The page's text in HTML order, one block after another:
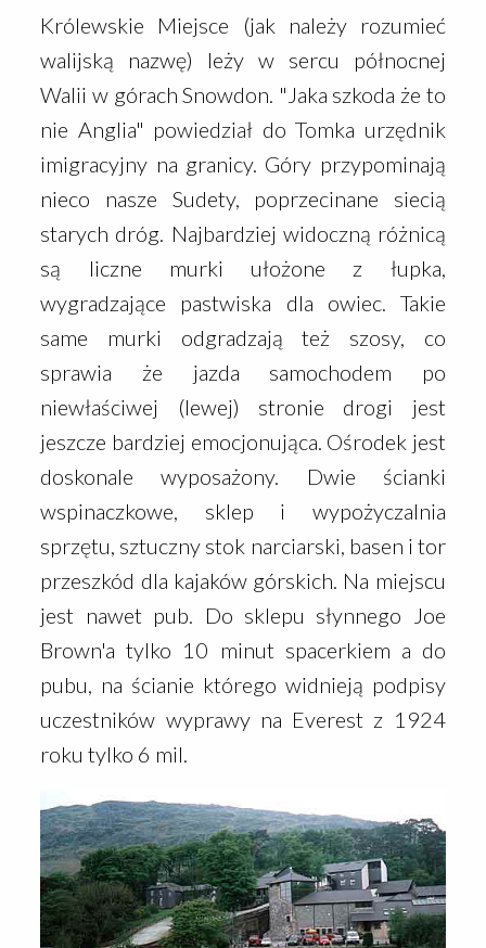
Królewskie Miejsce (jak należy rozumieć
walijską nazwę) leży w sercu północnej
Walii w górach Snowdon. "Jaka szkoda że to
nie Anglia" powiedział do Tomka urzędnik
imigracyjny na granicy. Góry przypominają
nieco nasze Sudety, poprzecinane siecią
starych dróg. Najbardziej widoczną różnicą
są liczne murki ułożone z łupka,
wygradzające pastwiska dla owiec. Takie
same murki odgradzają też szosy, co
sprawia że jazda samochodem po
niewłaściwej (lewej) stronie drogi jest
jeszcze bardziej emocjonująca. Ośrodek jest
doskonale wyposażony. Dwie ścianki
wspinaczkowe, sklep i wypożyczalnia
sprzętu, sztuczny stok narciarski, basen i tor
przeszkód dla kajaków górskich. Na miejscu
jest nawet pub. Do sklepu słynnego Joe
Brown'a tylko 10 minut spacerkiem a do
pubu, na ścianie którego widnieją podpisy
uczestników wyprawy na Everest z 1924
roku tylko 6 mil.